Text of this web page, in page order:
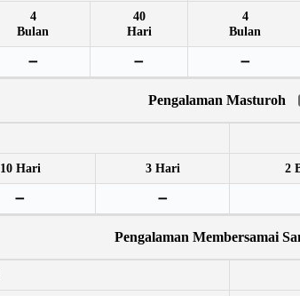
4
Bulan
40
Hari
4
Bulan
➖ ➖ ➖
Pengalaman Masturoh
10 Hari 3 Hari 2
➖ ➖
Pengalaman Membersamai